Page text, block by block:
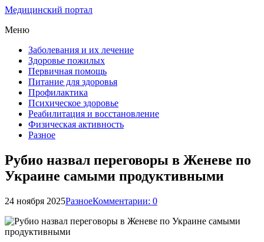
Медицинский портал
Меню
Заболевания и их лечение
Здоровье пожилых
Первичная помощь
Питание для здоровья
Профилактика
Психическое здоровье
Реабилитация и восстановление
Физическая активность
Разное
Рубио назвал переговоры в Женеве по
Украине самыми продуктивными
24 ноября 2025РазноеКомментарии: 0